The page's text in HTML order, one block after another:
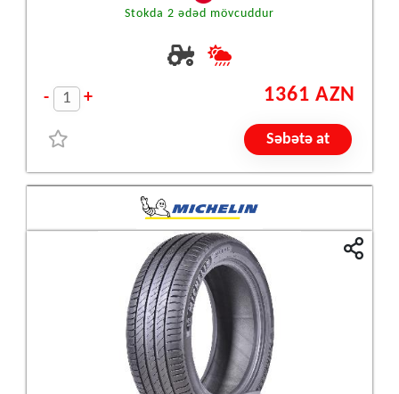
Stokda 2 ədəd mövcuddur
- + 1361 AZN
Səbətə at